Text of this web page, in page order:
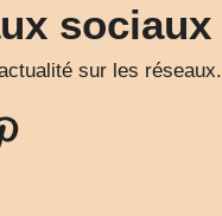
sociaux
sur les réseaux.